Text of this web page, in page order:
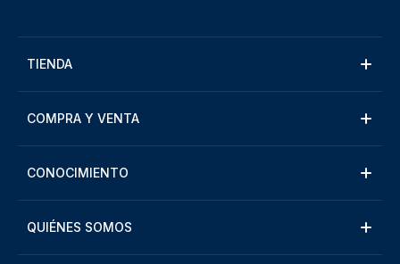
TIENDA
COMPRA Y VENTA
CONOCIMIENTO
QUIÉNES SOMOS